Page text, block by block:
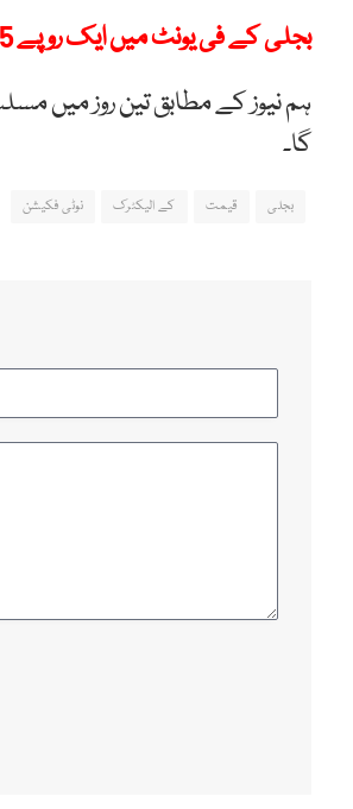
بجلی کے فی یونٹ میں ایک روپے 95 پیسے کا اضافہ کرنے جا رہے ہیں، عمر ایوب
ہم نیوز کے مطابق تین روز میں
گا۔
بجلی قیمت کے الیکٹرک نوٹی فکیشن